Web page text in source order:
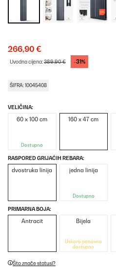
266,90 €
Uvodna cijena:389,90 € -31%
ŠIFRA: 10045408
VELIČINA:
60 x 100 cm
Dostupno
160 x 47 cm
RASPORED GRIJAĆIH REBARA:
dvostruka linija jedna linija
Dostupno
PRIMARNA BOJA:
Antracit Bijela
Uskoro ponovno
dostupno
Što znače statusi?